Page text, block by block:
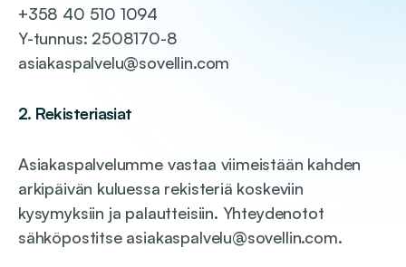
+358 40 510 1094
Y-tunnus: 2508170-8
asiakaspalvelu@sovellin.com
2. Rekisteriasiat
Asiakaspalvelumme vastaa viimeistään kahden
arkipäivän kuluessa rekisteriä koskeviin
kysymyksiin ja palautteisiin. Yhteydenotot
sähköpostitse asiakaspalvelu@sovellin.com.